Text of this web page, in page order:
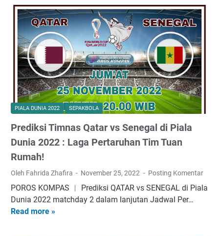
T
a
n
p
S
a
d
i
o
M
a
n
i
m
K
u
a
H
i
t
a
m
e
g
u
r
v
s
S
e
n
e
g
a
l
d
P
a
l
a
d
i
k
s
i
E
k
u
a
d
o
r
S
e
n
PIALA DUNIA 2022 SEPAKBOLA
Prediksi Timnas Qatar vs Senegal di Piala
Dunia 2022 : Laga Pertaruhan Tim Tuan
Rumah!
Oleh Fahrida Zhafira November 25, 2022 Posting Komentar
POROS KOMPAS ︱ Prediksi QATAR vs SENEGAL di Piala
Dunia 2022 matchday 2 dalam lanjutan Jadwal Per…
Read more »